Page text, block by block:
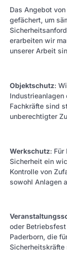
Das Angebot
gefächert, um
erarbeiten wir
unserer Arbeit
Objektschutz:
Industrieanlagen
Fachkräfte sind
unberechtigter
Werkschutz: Für
Sicherheit ein
Kontrolle von
sowohl Anlagen
oder
Paderborn, die